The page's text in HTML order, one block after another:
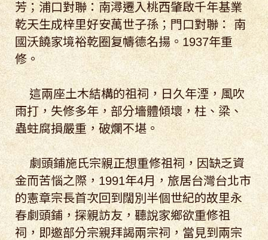
芳；浦口對聯：南潯遷入桃西肇啟千年基業
乾天生成梓里好安萬世子孫；門口對聯： 南
國沃饒家境裕乾圈复幬德名揚。1937年重
修。
這兩座土木結構的祖祠，日久年湮，風吹
雨打，失修多年，部分墻體傾壞，柱、梁、
蟲蛀腐損嚴重，破爛不堪。
劇頭鋪施氏宗親正想重修祖祠，因缺乏資
金而苦惱之際，1991年4月，旅居台灣台北市
的憲章宗長首次回到闊別半個世紀的故里永
春劇頭鋪，探親訪友，聽說家鄉欲重修祖
祠，即邀部分宗親拜謁兩宗祠，當見到兩宗